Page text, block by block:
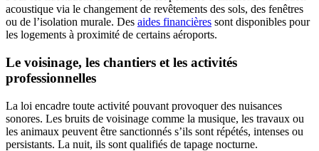
acoustique via le changement de revêtements des sols, des fenêtres
ou de l’isolation murale. Des aides financières sont disponibles pour
les logements à proximité de certains aéroports.
Le voisinage, les chantiers et les activités
professionnelles
La loi encadre toute activité pouvant provoquer des nuisances
sonores. Les bruits de voisinage comme la musique, les travaux ou
les animaux peuvent être sanctionnés s’ils sont répétés, intenses ou
persistants. La nuit, ils sont qualifiés de tapage nocturne.